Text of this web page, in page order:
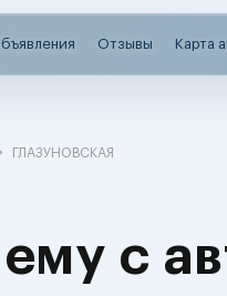
Отзывы Карта
ГЛАЗУНОВСКАЯ
с